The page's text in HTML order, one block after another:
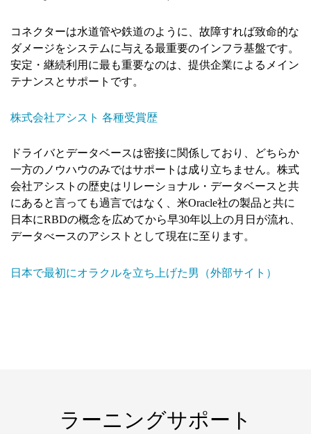
コネクターは水道管や鉄道のように、故障すれば致命的な
ダメージをシステムに与える最重要のインフラ基盤です。
安定・継続利用に最も重要なのは、提供企業によるメイン
テナンスとサポートです。
株式会社アシスト 各種受賞歴
ドライバとデータベースは密接に関係しており、どちらか
一方のノウハウのみではサポートは成り立ちません。株式
会社アシストの歴史はリレーショナル・データベースと共
にあると言っても過言ではなく、米Oracle社の製品と共に
日本にRBDの概念を広めてから早30年以上の月日が流れ、
データべースのアシストとして現在に至ります。
日本で最初にオラクルを立ち上げた男（外部サイト）
ラーニングサポート